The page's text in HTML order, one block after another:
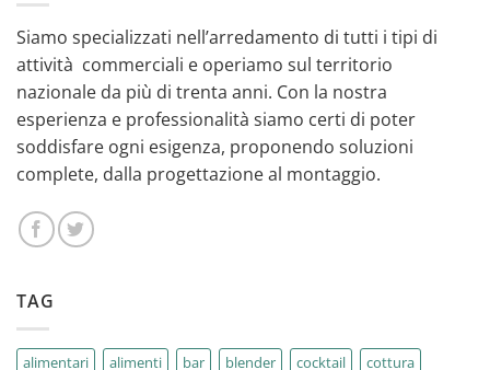
Siamo specializzati nell’arredamento di tutti i tipi di
attività commerciali e operiamo sul territorio
nazionale da più di trenta anni. Con la nostra
esperienza e professionalità siamo certi di poter
soddisfare ogni esigenza, proponendo soluzioni
complete, dalla progettazione al montaggio.
TAG
alimentari alimenti bar blender cocktail
cottura